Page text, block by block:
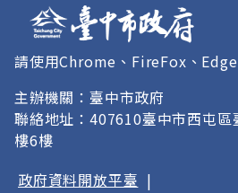
請使用Chrome、FireFox、
主辦機關：臺中市政府
聯絡地址：407610臺中市西屯
樓6樓
政府資料開放平臺 |